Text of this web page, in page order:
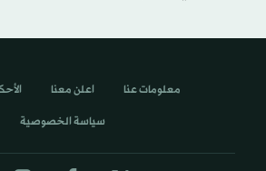
معلومات عنا اعلن معنا
سياسة الخصوصية